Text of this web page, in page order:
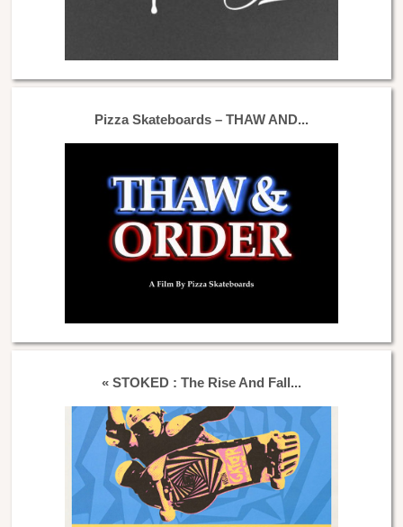
Pizza Skateboards – THAW AND...
« STOKED : The Rise And Fall...